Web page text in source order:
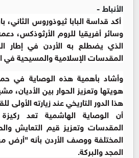
الأنباط -
أكد قداسة البابا ثيوذوروس الثاني،
وسائر أفريقيا للروم الأرثوذكس،
الذي يضطلع به الأردن في إطار
المقدسات الإسلامية والمسيحية
وأشاد بأهمية هذه الوصاية في
هويتها وتعزيز الحوار بين الأديان،
أن الوصاية الهاشمية تعد
المقدسات وتعزيز قيم التعايش
المختلفة ووصف الأردن بأنه "أرض
المجد والبركة.